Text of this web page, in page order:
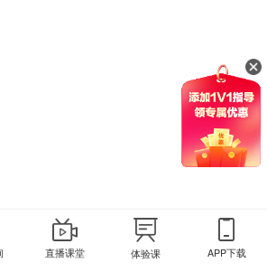
直播课堂 体验课 APP下载